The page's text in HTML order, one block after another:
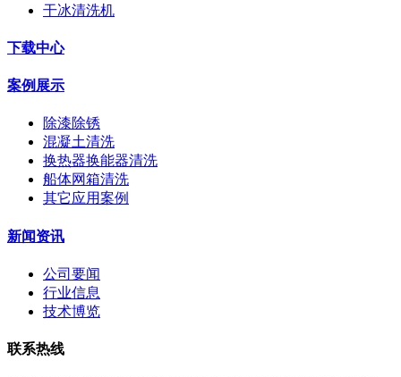
干冰清洗机
下载中心
案例展示
除漆除锈
混凝土清洗
换热器换能器清洗
船体网箱清洗
其它应用案例
新闻资讯
公司要闻
行业信息
技术博览
联系热线